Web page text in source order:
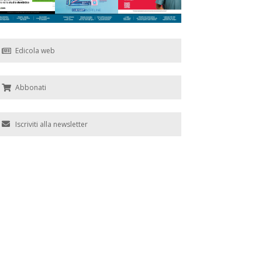
Edicola web
Abbonati
Iscriviti alla newsletter